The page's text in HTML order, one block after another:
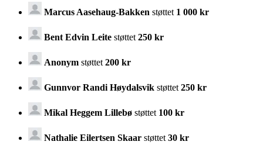
Marcus Aasehaug-Bakken støttet 1 000 kr
Bent Edvin Leite støttet 250 kr
Anonym støttet 200 kr
Gunnvor Randi Høydalsvik støttet 250 kr
Mikal Heggem Lillebø støttet 100 kr
Nathalie Eilertsen Skaar støttet 30 kr